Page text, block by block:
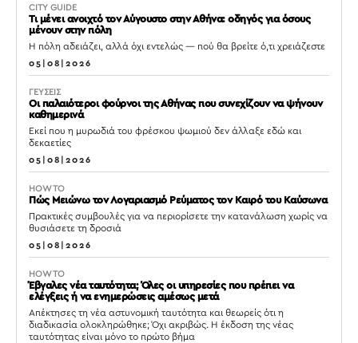
CITY GUIDE
Τι μένει ανοιχτό τον Αύγουστο στην Αθήνα: οδηγός για όσους
μένουν στην πόλη
Η πόλη αδειάζει, αλλά όχι εντελώς — πού θα βρείτε ό,τι χρειάζεστε
05|08|2026
ΓΕΥΣΕΙΣ
Οι παλαιότεροι φούρνοι της Αθήνας που συνεχίζουν να ψήνουν
καθημερινά
Εκεί που η μυρωδιά του φρέσκου ψωμιού δεν άλλαξε εδώ και
δεκαετίες
05|08|2026
HOW TO
Πώς Μειώνω τον Λογαριασμό Ρεύματος τον Καιρό του Καύσωνα
Πρακτικές συμβουλές για να περιορίσετε την κατανάλωση χωρίς να
θυσιάσετε τη δροσιά
05|08|2026
HOW TO
Έβγαλες νέα ταυτότητα; Όλες οι υπηρεσίες που πρέπει να
ελέγξεις ή να ενημερώσεις αμέσως μετά
Απέκτησες τη νέα αστυνομική ταυτότητα και θεωρείς ότι η
διαδικασία ολοκληρώθηκε; Όχι ακριβώς. Η έκδοση της νέας
ταυτότητας είναι μόνο το πρώτο βήμα